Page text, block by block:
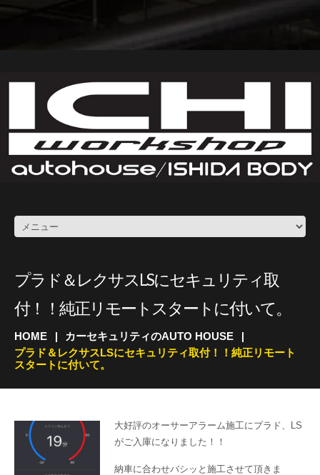
プラド＆レクサスLSにセキュリティ取
付！！純正リモートスタートに付いて。
HOME
カーセキュリティのAUTO HOUSE
プラド＆レクサスLSにセキュリティ取付！！純正リモート
スタートに付いて。
大好評のオーサーアラーム施工にプラド、LS
がご入庫になりました！！
納車に合わせバシッと施工させて頂きま